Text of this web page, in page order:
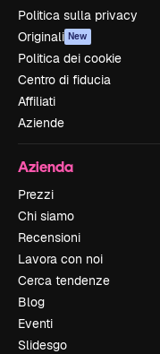
Politica sulla privacy
Originali New
Politica dei cookie
Centro di fiducia
Affiliati
Aziende
Azienda
Prezzi
Chi siamo
Recensioni
Lavora con noi
Cerca tendenze
Blog
Eventi
Slidesgo